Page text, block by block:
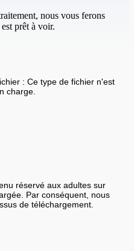
nous vous ferons
prêt à voir.
: Ce type de fichier n'est
charge.
réservé aux adultes sur
Par conséquent, nous
de téléchargement.